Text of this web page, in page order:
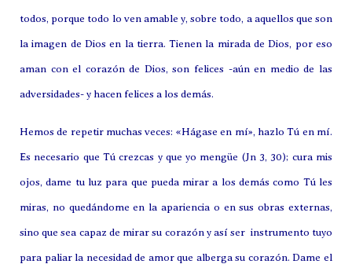
todos, porque todo lo ven amable y, sobre todo, a aquellos que son
la imagen de Dios en la tierra. Tienen la mirada de Dios, por eso
aman con el corazón de Dios, son felices -aún en medio de las
adversidades- y hacen felices a los demás.
Hemos de repetir muchas veces: «Hágase en mí», hazlo Tú en mí.
Es necesario que Tú crezcas y que yo mengüe (Jn 3, 30); cura mis
ojos, dame tu luz para que pueda mirar a los demás como Tú les
miras, no quedándome en la apariencia o en sus obras externas,
sino que sea capaz de mirar su corazón y así ser instrumento tuyo
para paliar la necesidad de amor que alberga su corazón. Dame el